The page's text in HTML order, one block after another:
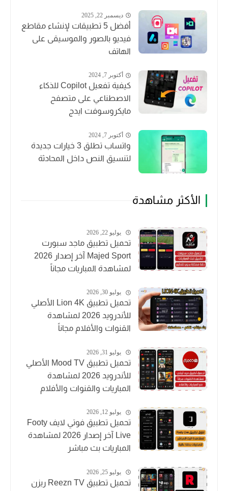
ديسمبر 22, 2025
أفضل 5 تطبيقات لإنشاء مقاطع
فيديو بالصور والموسيقى على
الهاتف
أكتوبر 7, 2024
كيفية تفعيل Copilot للذكاء
الاصطناعي على متصفح
مايكروسوفت ايدج
أكتوبر 7, 2024
واتساب تطلق 3 خيارات جديدة
لتنسيق النص داخل المحادثة
الأكثر مشاهدة
يوليو 22, 2026
تحميل تطبيق ماجد سبورت
Majed Sport آخر إصدار 2026
لمشاهدة المباريات مجاناً
يوليو 30, 2026
تحميل تطبيق Lion 4K الأصلي
للأندرويد 2026 لمشاهدة
القنوات والأفلام مجاناً
يوليو 31, 2026
تحميل تطبيق Mood TV الأصلي
للأندرويد 2026 لمشاهدة
المباريات والقنوات والأفلام
يوليو 12, 2026
تحميل تطبيق فوتي لايف Footy
Live آخر إصدار 2026 لمشاهدة
المباريات بث مباشر
يوليو 25, 2026
تحميل تطبيق Reezn TV ريزن